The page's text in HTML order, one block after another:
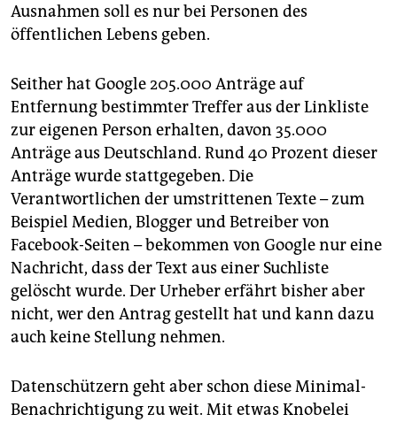
Ausnahmen soll es nur bei Personen des
öffentlichen Lebens geben.
Seither hat Google 205.000 Anträge auf
Entfernung bestimmter Treffer aus der Linkliste
zur eigenen Person erhalten, davon 35.000
Anträge aus Deutschland. Rund 40 Prozent dieser
Anträge wurde stattgegeben. Die
Verantwortlichen der umstrittenen Texte – zum
Beispiel Medien, Blogger und Betreiber von
Facebook-Seiten – bekommen von Google nur eine
Nachricht, dass der Text aus einer Suchliste
gelöscht wurde. Der Urheber erfährt bisher aber
nicht, wer den Antrag gestellt hat und kann dazu
auch keine Stellung nehmen.
Datenschützern geht aber schon diese Minimal-
Benachrichtigung zu weit. Mit etwas Knobelei